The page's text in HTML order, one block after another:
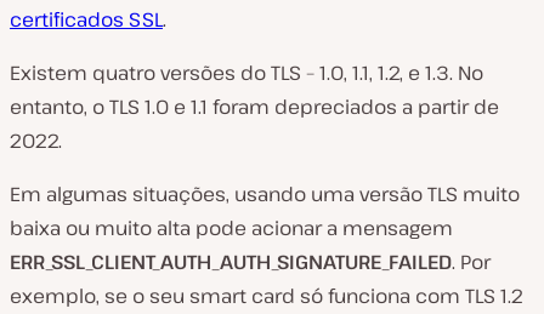
certificados SSL.
Existem quatro versões do TLS – 1.0, 1.1, 1.2, e 1.3. No
entanto, o TLS 1.0 e 1.1 foram depreciados a partir de
2022.
Em algumas situações, usando uma versão TLS muito
baixa ou muito alta pode acionar a mensagem
ERR_SSL_CLIENT_AUTH_AUTH_SIGNATURE_FAILED. Por
exemplo, se o seu smart card só funciona com TLS 1.2